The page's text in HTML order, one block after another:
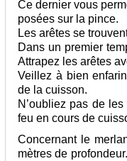
Ce dernier vous
posées sur la pince.
Les arêtes se
Dans un premier
Attrapez les arêtes
Veillez à bien
de la cuisson.
N’oubliez pas de
feu en cours de
Concernant le
mètres de